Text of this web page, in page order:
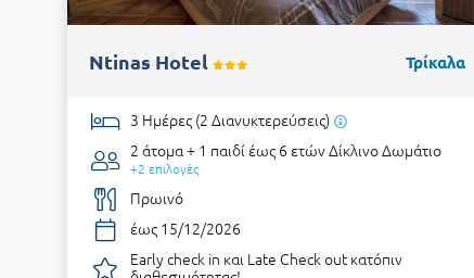
Ntinas Hotel Τρίκαλα
3 Ημέρες (2 Διανυκτερεύσεις)
2 άτομα + 1 παιδί έως 6 ετώνΔίκλινο Δωμάτιο
+2 επιλογές
Πρωινό
έως 15/12/2026
Early check in και Late Check out κατόπιν